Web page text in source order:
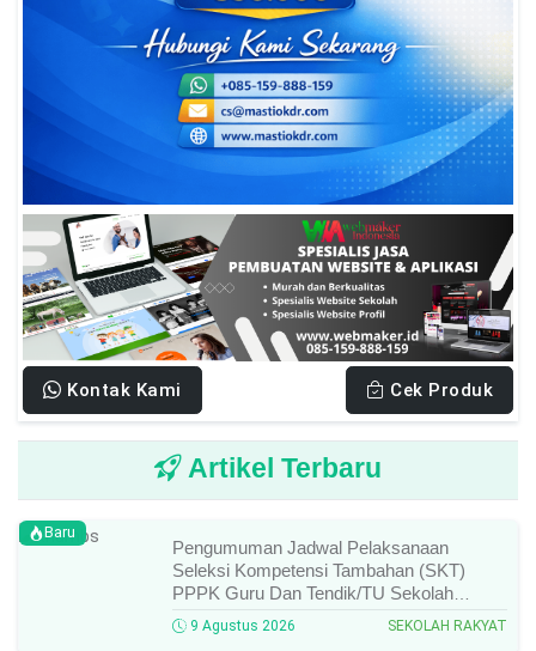
Kontak Kami Cek Produk
Artikel Terbaru
Baru
Pengumuman Jadwal Pelaksanaan
Seleksi Kompetensi Tambahan (SKT)
PPPK Guru Dan Tendik/TU Sekolah
Rakyat Di Kemensos Tahun 2026, Ini
Jadwal Dan Ketentuan Lengkapnya!
9 Agustus 2026 SEKOLAH RAKYAT